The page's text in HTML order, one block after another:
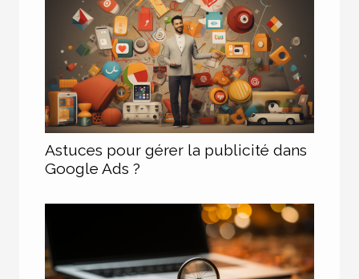
Astuces pour gérer la publicité dans
Google Ads ?